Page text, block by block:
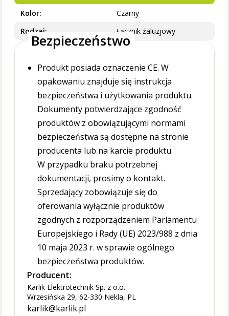
Kolor
Czarny
Rodzaj
Łącznik żaluzjowy
Bezpieczeństwo
Produkt posiada oznaczenie CE. W
opakowaniu znajduje się instrukcja
bezpieczeństwa i użytkowania produktu.
Dokumenty potwierdzające zgodność
produktów z obowiązującymi normami
bezpieczeństwa są dostępne na stronie
producenta lub na karcie produktu.
W przypadku braku potrzebnej
dokumentacji, prosimy o kontakt.
Sprzedający zobowiązuje się do
oferowania wyłącznie produktów
zgodnych z rozporządzeniem Parlamentu
Europejskiego i Rady (UE) 2023/988 z dnia
10 maja 2023 r. w sprawie ogólnego
bezpieczeństwa produktów.
Producent:
Karlik Elektrotechnik Sp. z o.o.
Wrzesińska 29, 62-330 Nekla, PL
karlik@karlik.pl